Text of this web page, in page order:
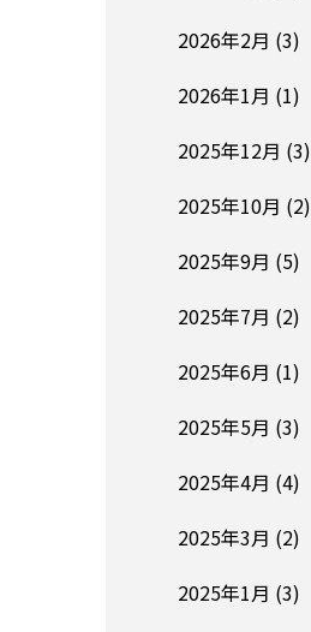
2026年2月 (3)
2026年1月 (1)
2025年12月 (3)
2025年10月 (2)
2025年9月 (5)
2025年7月 (2)
2025年6月 (1)
2025年5月 (3)
2025年4月 (4)
2025年3月 (2)
2025年1月 (3)